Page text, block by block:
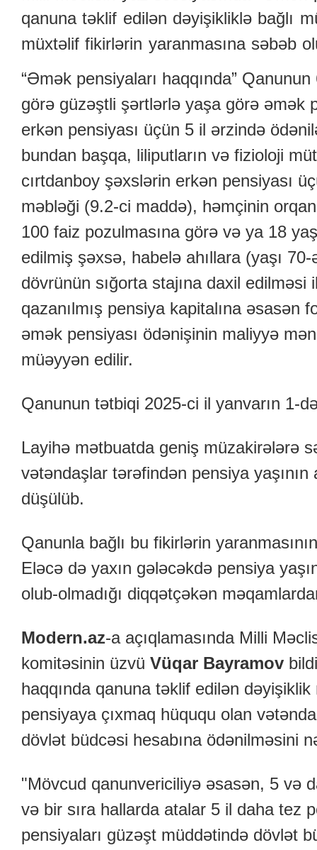
qanuna təklif edilən dəyişikliklə bağlı
müxtəlif fikirlərin yaranmasına səbəb
“Əmək pensiyaları haqqında”
görə güzəştli şərtlərlə yaşa görə əmək
erkən pensiyası üçün 5 il ərzində
bundan başqa, liliputların və fizioloji
cırtdanboy şəxslərin erkən pensiyası
məbləği (9.2-ci maddə), həmçinin
100 faiz pozulmasına görə və ya 18
edilmiş şəxsə, habelə ahıllara (yaşı
dövrünün sığorta stajına daxil
qazanılmış pensiya kapitalına əsasən
əmək pensiyası ödənişinin maliyyə
müəyyən edilir.
Qanunun tətbiqi 2025-ci il yanvarın 1-
Layihə mətbuatda geniş müzakirələrə
vətəndaşlar tərəfindən pensiya yaşının
düşülüb.
Qanunla bağlı bu fikirlərin
Eləcə də yaxın gələcəkdə pensiya
olub-olmadığı diqqətçəkən
Modern.az-a açıqlamasında Milli
komitəsinin üzvü Vüqar Bayramov
haqqında qanuna təklif edilən
pensiyaya çıxmaq hüququ olan
dövlət büdcəsi hesabına ödənilməsini
"Mövcud qanunvericiliyə əsasən, 5 və
və bir sıra hallarda atalar 5 il daha tez
pensiyaları güzəşt müddətində dövlət